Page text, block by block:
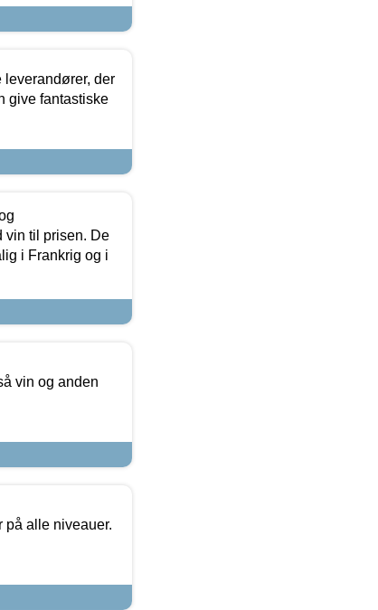
der
give fantastiske
vin til prisen. De
i Frankrig og i
vin og anden
på alle niveauer.